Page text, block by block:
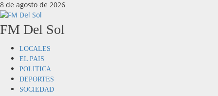
8 de agosto de 2026
FM Del Sol
LOCALES
EL PAIS
POLITICA
DEPORTES
SOCIEDAD